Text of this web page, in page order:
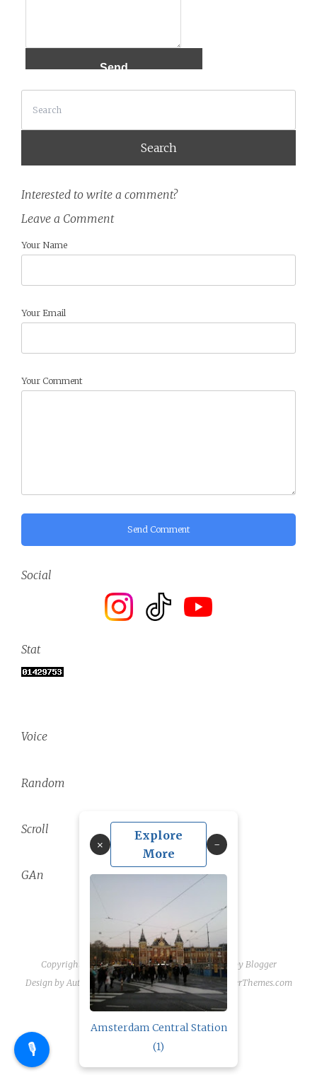
Interested to write a comment?
Leave a Comment
Your Name
Your Email
Your Comment
Send Comment
Social
Stat
Voice
🎙️
Random
×
Explore
More
Amsterdam Central Station
(1)
Scroll
GAn
Copyright ©2026linguae scriptaque| Powered by Blogger
Design byAutomattic| Blogger Theme byNewBloggerThemes.com